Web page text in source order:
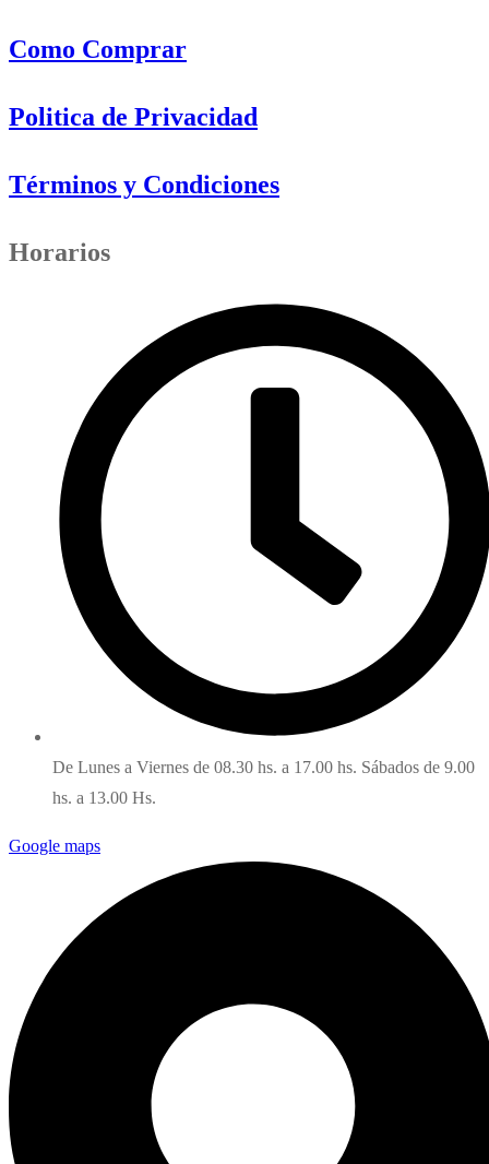
Como Comprar
Politica de Privacidad
Términos y Condiciones
Horarios
De Lunes a Viernes de 08.30 hs. a 17.00 hs. Sábados de 9.00
hs. a 13.00 Hs.
Google maps